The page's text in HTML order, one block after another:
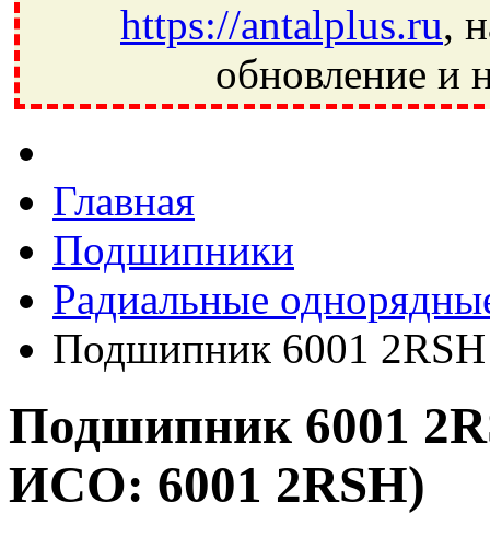
https://antalplus.ru,
обновление и
Ивантеевка, подшипники, пневматика, метизы, техника,
Главная
Подшипники
Радиальные
Подшипник 6001 2RSH
Подшипник 6001
ИСО: 6001 2RSH)